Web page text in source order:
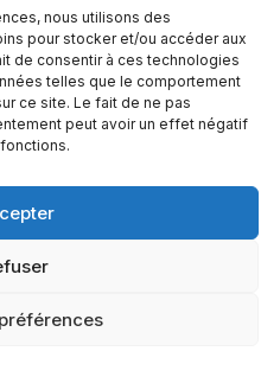
nous utilisons des
pour stocker et/ou accéder aux
de consentir à ces technologies
telles que le comportement
ce site. Le fait de ne pas
peut avoir un effet négatif
|
par Chameleon Ideas